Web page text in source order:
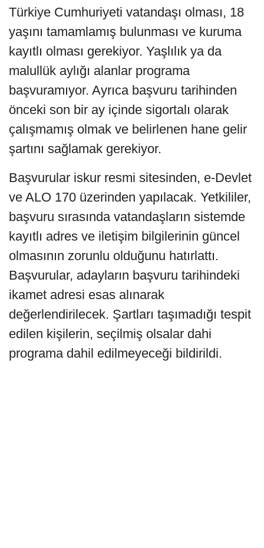
Türkiye Cumhuriyeti vatandaşı olması, 18
yaşını tamamlamış bulunması ve kuruma
kayıtlı olması gerekiyor. Yaşlılık ya da
malullük aylığı alanlar programa
başvuramıyor. Ayrıca başvuru tarihinden
önceki son bir ay içinde sigortalı olarak
çalışmamış olmak ve belirlenen hane gelir
şartını sağlamak gerekiyor.
Başvurular iskur resmi sitesinden, e-Devlet
ve ALO 170 üzerinden yapılacak. Yetkililer,
başvuru sırasında vatandaşların sistemde
kayıtlı adres ve iletişim bilgilerinin güncel
olmasının zorunlu olduğunu hatırlattı.
Başvurular, adayların başvuru tarihindeki
ikamet adresi esas alınarak
değerlendirilecek. Şartları taşımadığı tespit
edilen kişilerin, seçilmiş olsalar dahi
programa dahil edilmeyeceği bildirildi.